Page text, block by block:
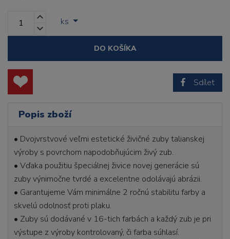
ks
DO KOŠÍKA
Sdílet
Popis zboží
• Dvojvrstvové veľmi estetické živičné zuby talianskej
výroby s povrchom napodobňujúcim živý zub.
• Vďaka použitiu špeciálnej živice novej generácie sú
zuby výnimočne tvrdé a excelentne odolávajú abrázii.
• Garantujeme Vám minimálne 2 ročnú stabilitu farby a
skvelú odolnosť proti plaku.
• Zuby sú dodávané v 16-tich farbách a každý zub je pri
výstupe z výroby kontrolovaný, či farba súhlasí.